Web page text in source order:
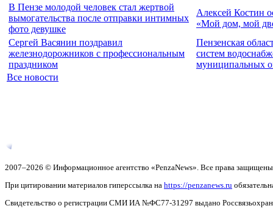
В Пензе молодой человек стал жертвой
вымогательства после отправки интимных
фото девушке
Алексей Костин
«Мой дом, мой
Сергей Васянин поздравил
железнодорожников с профессиональным
праздником
Пензенская
систем
муниципальных
Все новости
2007–2026 © Информационное агентство «PenzaNews». Все права
При цитировании материалов гиперссылка на https://penzanews.ru
Свидетельство о регистрации СМИ ИА №ФС77-31297 выдано